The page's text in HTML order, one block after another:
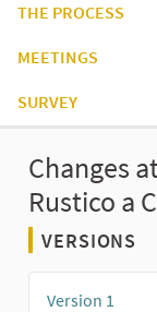
THE PROCESS
MEETINGS
SURVEY
Changes
Rustico a
VERSIONS
Version 1